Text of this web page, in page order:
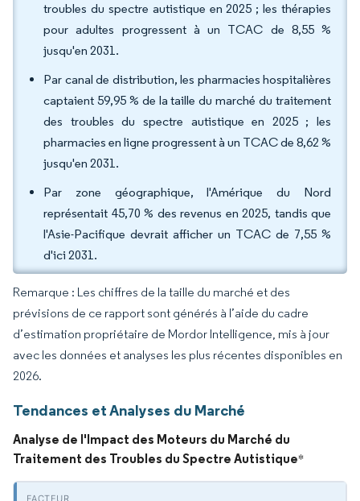
troubles du spectre autistique en 2025 ; les thérapies
pour adultes progressent à un TCAC de 8,55 %
jusqu'en 2031.
Par canal de distribution, les pharmacies hospitalières
captaient 59,95 % de la taille du marché du traitement
des troubles du spectre autistique en 2025 ; les
pharmacies en ligne progressent à un TCAC de 8,62 %
jusqu'en 2031.
Par zone géographique, l'Amérique du Nord
représentait 45,70 % des revenus en 2025, tandis que
l'Asie-Pacifique devrait afficher un TCAC de 7,55 %
d'ici 2031.
Remarque : Les chiffres de la taille du marché et des
prévisions de ce rapport sont générés à l’aide du cadre
d’estimation propriétaire de Mordor Intelligence, mis à jour
avec les données et analyses les plus récentes disponibles en
2026.
Tendances et Analyses du Marché
Analyse de l'Impact des Moteurs du Marché du
Traitement des Troubles du Spectre Autistique*